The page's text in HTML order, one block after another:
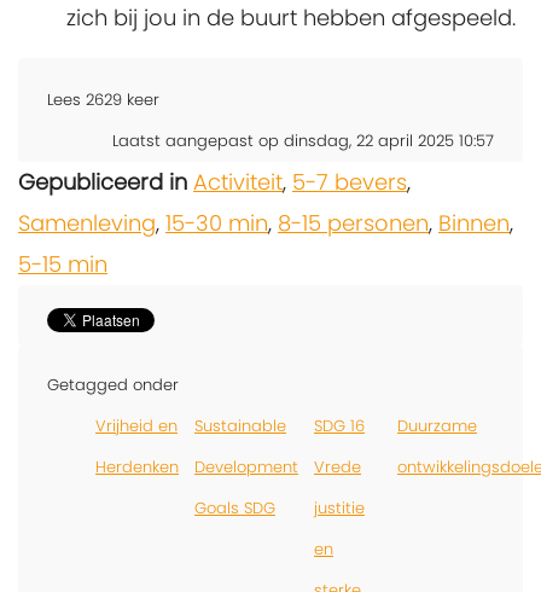
zich bij jou in de buurt hebben afgespeeld.
Lees 2629 keer
Laatst aangepast op dinsdag, 22 april 2025 10:57
Gepubliceerd in Activiteit, 5-7 bevers,
Samenleving, 15-30 min, 8-15 personen, Binnen,
5-15 min
Getagged onder
Vrijheid en
Herdenken
Sustainable
Development
Goals SDG
SDG 16
Vrede
justitie
en
Duurzame